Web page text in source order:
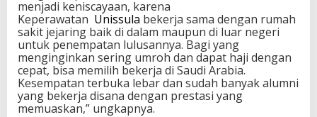
menjadi keniscayaan, karena
Keperawatan Unissula bekerja sama dengan rumah
sakit jejaring baik di dalam maupun di luar negeri
untuk penempatan lulusannya. Bagi yang
menginginkan sering umroh dan dapat haji dengan
cepat, bisa memilih bekerja di Saudi Arabia.
Kesempatan terbuka lebar dan sudah banyak alumni
yang bekerja disana dengan prestasi yang
memuaskan,” ungkapnya.